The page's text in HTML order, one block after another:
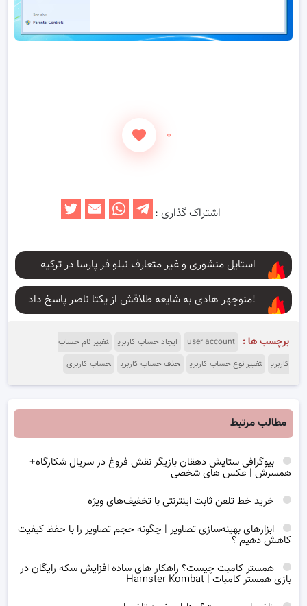
۰
اشتراک گذاری :
استایل منشوری و غیر متعارف نیلو فر پارسا در ترکیه
منوچهر هادی به شایعه طلاقش از یکتا ناصر پاسخ داد!
برچسب ها : user account ایجاد حساب کاربری
تغییر نام حساب
کاربری
تغییر نوع حساب کاربری حذف حساب کاربری حساب کاربری
مطالب مرتبط
بیوگرافی ستایش دهقان بازیگر نقش فروغ در سریال شکارگاه+
همسرش | عکس های شخصی
خرید خط تلفن ثابت اینترنتی با تخفیف‌های ویژه
ابزارهای بهینه‌سازی تصاویر | چگونه حجم تصاویر را با حفظ کیفیت
کاهش دهیم ؟
همستر کامبت چیست؟ راهکار های ساده افزایش سکه رایگان در
بازی همستر کامبات | Hamster Kombat